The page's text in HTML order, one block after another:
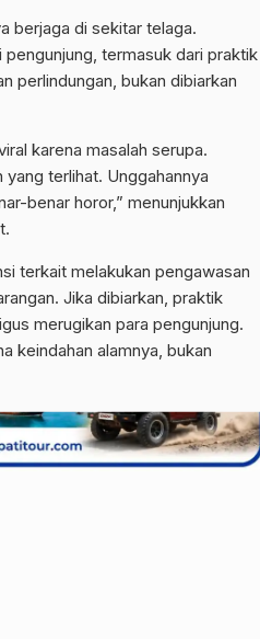
berjaga di sekitar telaga.
termasuk dari praktik
perlindungan, bukan dibiarkan
karena masalah serupa.
terlihat. Unggahannya
benar horor,” menunjukkan
terkait melakukan pengawasan
Jika dibiarkan, praktik
merugikan para pengunjung.
keindahan alamnya, bukan